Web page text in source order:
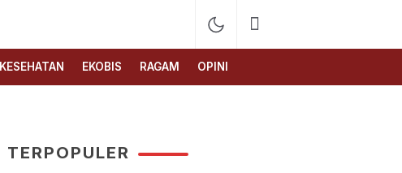
KESEHATAN EKOBIS RAGAM OPINI
TERPOPULER